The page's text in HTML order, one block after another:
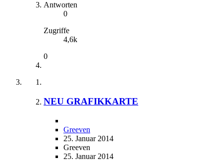
Antworten
0
Zugriffe
4,6k
0
NEU GRAFIKKARTE
Greeven
25. Januar 2014
Greeven
25. Januar 2014